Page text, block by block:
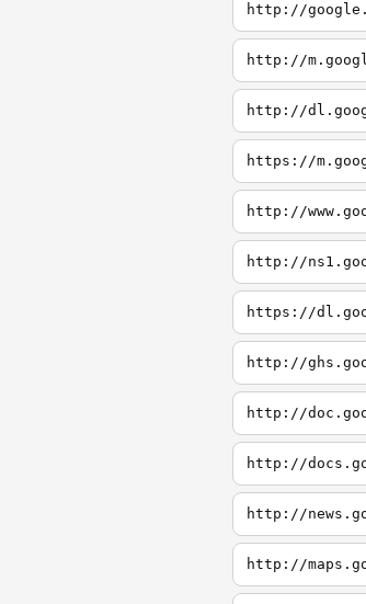
http://
http://
http://
https://
http://
http://
https://
http://
http://
http://
http://
http://